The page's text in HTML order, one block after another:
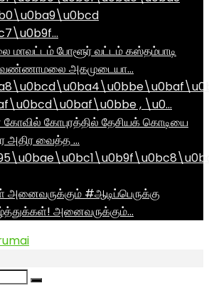
மாவட்டம் போளூர் வட்டம் கஸ்தம்பாடி
அகமுடையா…
, \u0…
கோபுரத்தில் தேசியக் கொடியை
அதிர வைத்த …
#ஆடிப்பெருக்கு
அனைவருக்கும்…